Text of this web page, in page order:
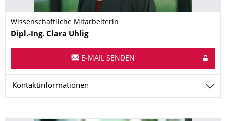
Wissenschaftliche Mitarbeiterin
Name
Dipl.-Ing. Clara Uhlig
E-MAIL SENDEN
Kontaktinformationen